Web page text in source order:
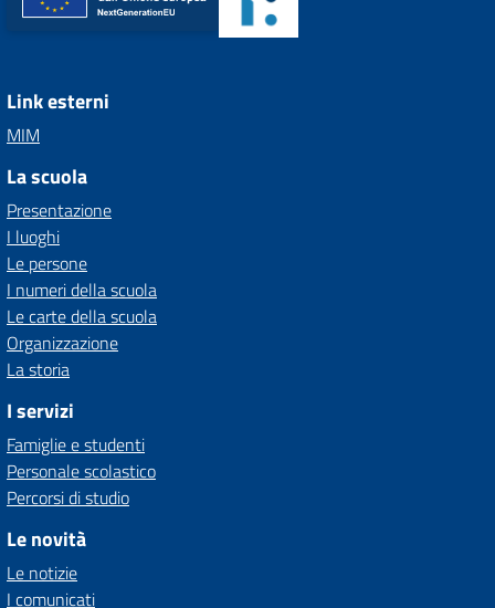
Link esterni
MIM
La scuola
Presentazione
I luoghi
Le persone
I numeri della scuola
Le carte della scuola
Organizzazione
La storia
I servizi
Famiglie e studenti
Personale scolastico
Percorsi di studio
Le novità
Le notizie
I comunicati